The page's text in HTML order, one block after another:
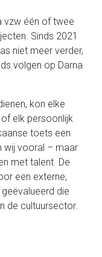
vzw één of twee
Sinds 2021
niet meer verder,
volgen op Darna
kon elke
elk persoonlijk
toets een
wij vooral – maar
met talent. De
een externe,
die
de cultuursector.